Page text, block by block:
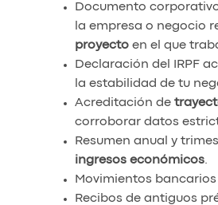
Documento
la empresa o negocio
proyectoen el que
Declaración del IRPF
la estabilidad de tu
Acreditación de
corroborar datos
Resumen anual y
ingresos económicos.
Movimientos bancarios
Recibos de antiguos